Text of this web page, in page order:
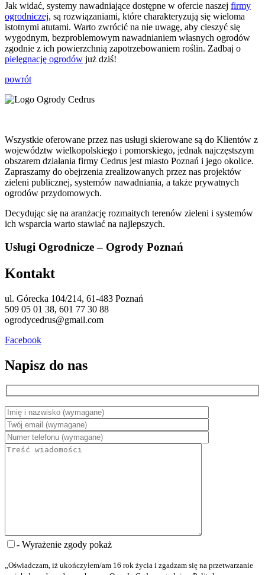
Jak widać, systemy nawadniające dostępne w ofercie naszej firmy
ogrodniczej, są rozwiązaniami, które charakteryzują się wieloma
istotnymi atutami. Warto zwrócić na nie uwagę, aby cieszyć się
wygodnym, bezproblemowym nawadnianiem własnych ogrodów
zgodnie z ich powierzchnią zapotrzebowaniem roślin. Zadbaj o
pielęgnację ogrodów już dziś!
powrót
Wszystkie oferowane przez nas usługi skierowane są do Klientów z
województw wielkopolskiego i pomorskiego, jednak najczęstszym
obszarem działania firmy Cedrus jest miasto Poznań i jego okolice.
Zapraszamy do obejrzenia zrealizowanych przez nas projektów
zieleni publicznej, systemów nawadniania, a także prywatnych
ogrodów przydomowych.
Decydując się na aranżację rozmaitych terenów zieleni i systemów
ich wsparcia warto stawiać na najlepszych.
Usługi Ogrodnicze – Ogrody Poznań
Kontakt
ul. Górecka 104/214, 61-483 Poznań
509 05 01 38, 601 77 30 88
ogrodycedrus@gmail.com
Facebook
Napisz do nas
- Wyrażenie zgody pokaż
„Oświadczam, iż ukończyłem/am 16 rok życia i zgadzam się na przetwarzanie